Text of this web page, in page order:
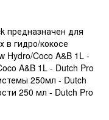
предназначен для
гидро/кокосе
Hydro/Coco A&B 1L -
A&B 1L - Dutch Pro
250мл - Dutch
250 мл - Dutch Pro